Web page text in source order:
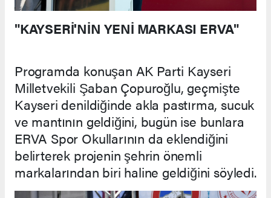
"KAYSERİ'NİN YENİ MARKASI ERVA"
Programda konuşan AK Parti Kayseri
Milletvekili Şaban Çopuroğlu, geçmişte
Kayseri denildiğinde akla pastırma, sucuk
ve mantının geldiğini, bugün ise bunlara
ERVA Spor Okullarının da eklendiğini
belirterek projenin şehrin önemli
markalarından biri haline geldiğini söyledi.